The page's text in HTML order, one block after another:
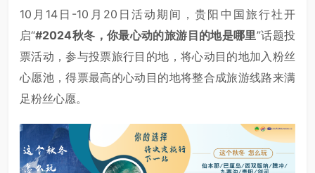
10月14日-10月20日活动期间，贵阳中国旅行社开
启“#2024秋冬，你最心动的旅游目的地是哪里”话题投
票活动，参与投票旅行目的地，将心动目的地加入粉丝
心愿池，得票最高的心动目的地将整合成旅游线路来满
足粉丝心愿。